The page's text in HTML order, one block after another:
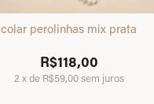
colar perolinhas mix prata
R$118,00
2xde R$59,00sem juros